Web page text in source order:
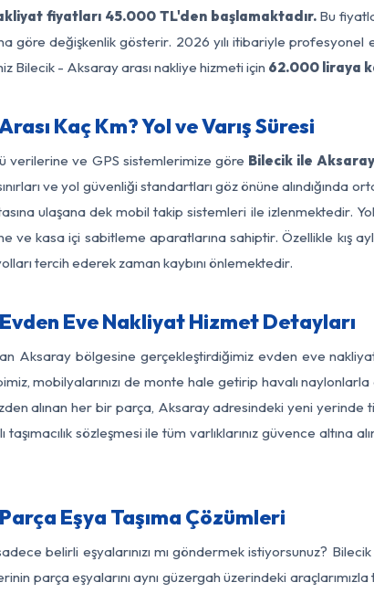
fiyatları 45.000 TL'den başlamaktadır.Bu
göre değişkenlik gösterir. 2026 yılı itibariyle
Bilecik - Aksaray arası nakliye hizmeti için 62.000 liraya
Kaç Km? Yol ve Varış Süresi
verilerine ve GPS sistemlerimize göre Bilecik ile
sınırları ve yol güvenliği standartları göz önüne
ulaşana dek mobil takip sistemleri ile izlenmektedir.
ve kasa içi sabitleme aparatlarına sahiptir. Özellikle kış
tercih ederek zaman kaybını önlemektedir.
Eve Nakliyat Hizmet Detayları
Aksaray bölgesine gerçekleştirdiğimiz evden eve
mobilyalarınızı de monte hale getirip havalı naylonlarla
alınan her bir parça, Aksaray adresindeki yeni yerinde
sözleşmesi ile tüm varlıklarınız güvence altına
Eşya Taşıma Çözümleri
belirli eşyalarınızı mı göndermek istiyorsunuz?
parça eşyalarını aynı güzergah üzerindeki